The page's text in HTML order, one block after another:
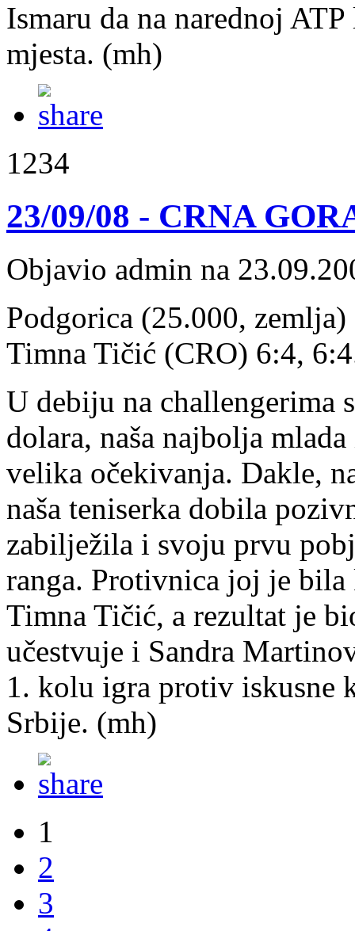
Ismaru da na narednoj
mjesta. (mh)
1234
23/09/08 - CRNA
Objavio admin na
Podgorica (25.000,
Timna Tičić (CRO) 6:4,
U debiju na challengerima
dolara, naša najbolja
velika očekivanja. Dakle,
naša teniserka dobila
zabilježila i svoju prvu
ranga. Protivnica joj je
Timna Tičić, a rezultat je
učestvuje i Sandra
1. kolu igra protiv
Srbije. (mh)
1
2
3